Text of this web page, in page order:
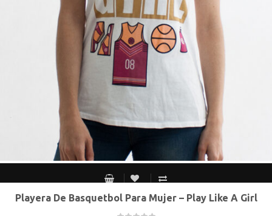
S MEX / XS USA M MEX / S USA G MEX / M USA XG MEX / G USA
Playera De Basquetbol Para Mujer – Play Like A Girl